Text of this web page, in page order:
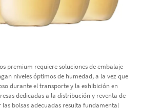
premium requiere soluciones de embalaje
niveles óptimos de humedad, a la vez que
durante el transporte y la exhibición en
dedicadas a la distribución y reventa de
bolsas adecuadas resulta fundamental